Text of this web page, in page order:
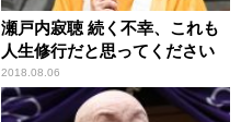
瀬戸内寂聴 続く不幸、これも
人生修行だと思ってください
2018.08.06